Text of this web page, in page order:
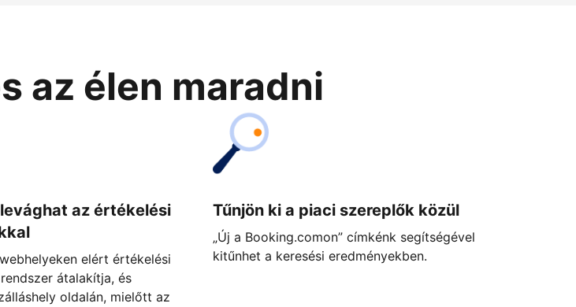
az élen maradni
az értékelési
elért értékelési
átalakítja, és
oldalán, mielőtt az
Tűnjön ki a piaci szereplők közül
„Új a Booking.comon” címkénk segítségével
kitűnhet a keresési eredményekben.